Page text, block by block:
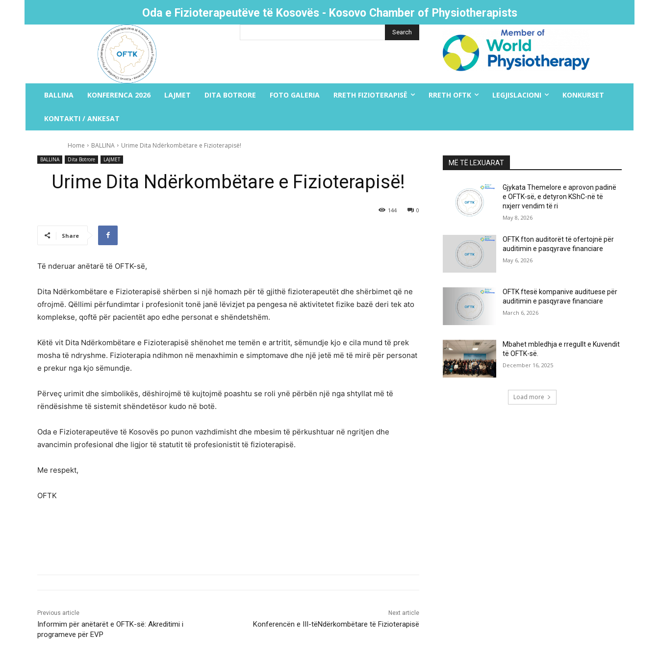
Oda e Fizioterapeutëve të Kosovës - Kosovo Chamber of Physiotherapists
Search
BALLINA KONFERENCA 2026 LAJMET DITA BOTRORE FOTO GALERIA RRETH FIZIOTERAPISË RRETH OFTK LEGJISLACIONI KONKURSET
KONTAKTI / ANKESAT
Home BALLINA Urime Dita Ndërkombëtare e Fizioterapisë!
BALLINA Dita Botrore LAJMET
Urime Dita Ndërkombëtare e Fizioterapisë!
0
144
Share
Të nderuar anëtarë të OFTK-së,
Dita Ndërkombëtare e Fizioterapisë shërben si një homazh për të gjithë fizioterapeutët dhe shërbimet që ne
ofrojmë. Qëllimi përfundimtar i profesionit tonë janë lëvizjet pa pengesa në aktivitetet fizike bazë deri tek ato
komplekse, qoftë për pacientët apo edhe personat e shëndetshëm.
Këtë vit Dita Ndërkombëtare e Fizioterapisë shënohet me temën e artritit, sëmundje kjo e cila mund të prek
mosha të ndryshme. Fizioterapia ndihmon në menaxhimin e simptomave dhe një jetë më të mirë për personat
e prekur nga kjo sëmundje.
Përveç urimit dhe simbolikës, dëshirojmë të kujtojmë poashtu se roli ynë përbën një nga shtyllat më të
rëndësishme të sistemit shëndetësor kudo në botë.
Oda e Fizioterapeutëve të Kosovës po punon vazhdimisht dhe mbesim të përkushtuar në ngritjen dhe
avancimin profesional dhe ligjor të statutit të profesionistit të fizioterapisë.
Me respekt,
OFTK
Previous article
Informim për anëtarët e OFTK-së: Akreditimi i
programeve për EVP
Next article
Konferencën e III-tëNdërkombëtare të Fizioterapisë
MË TË LEXUARAT
Gjykata Themelore e aprovon padinë
e OFTK-së, e detyron KShC-në të
nxjerr vendim të ri
May 8, 2026
OFTK fton auditorët të ofertojnë për
auditimin e pasqyrave financiare
May 6, 2026
OFTK ftesë kompanive audituese për
auditimin e pasqyrave financiare
March 6, 2026
Mbahet mbledhja e rregullt e Kuvendit
të OFTK-së.
December 16, 2025
Load more